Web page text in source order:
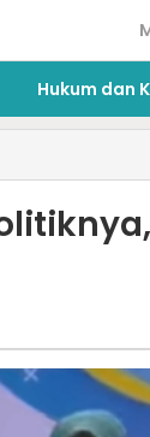
Hukum dan